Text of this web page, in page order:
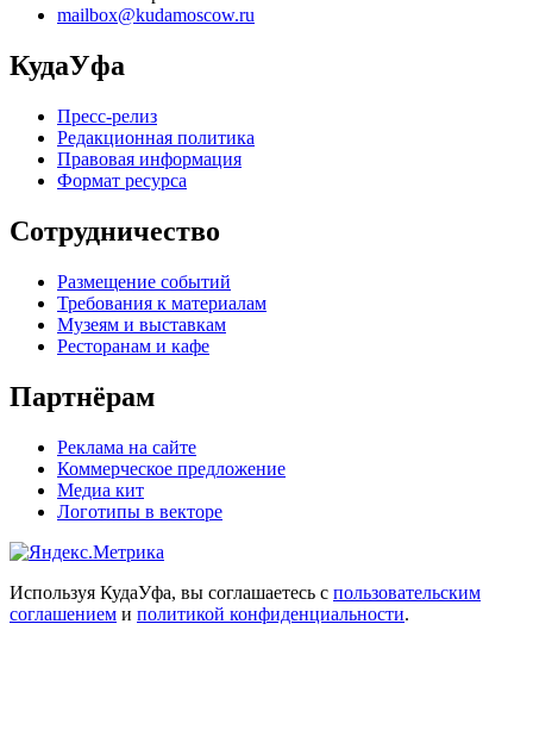
mailbox@kudamoscow.ru
КудаУфа
Пресс-релиз
Редакционная политика
Правовая информация
Формат ресурса
Сотрудничество
Размещение событий
Требования к материалам
Музеям и выставкам
Ресторанам и кафе
Партнёрам
Реклама на сайте
Коммерческое предложение
Медиа кит
Логотипы в векторе
Используя КудаУфа, вы соглашаетесь с пользовательским
соглашением и политикой конфиденциальности.